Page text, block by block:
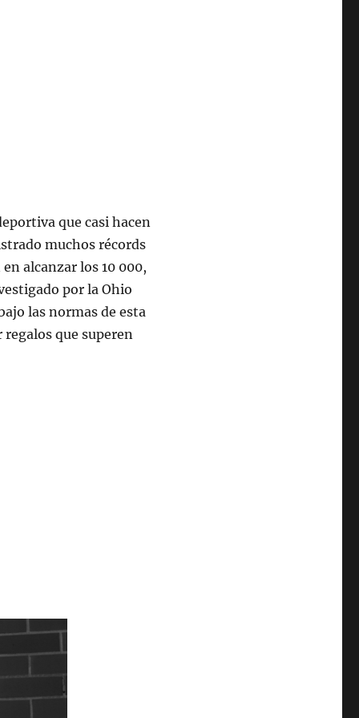
que casi hacen
muchos récords
alcanzar los 10 000,
por la Ohio
las normas de esta
que superen